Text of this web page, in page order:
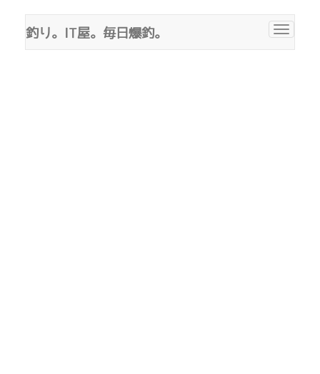
Toggle
釣り。IT屋。毎日爆釣。